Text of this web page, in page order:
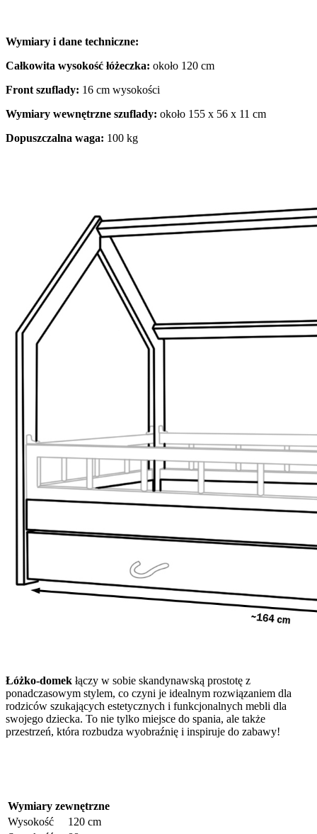
Wymiary i dane techniczne:
Całkowita wysokość łóżeczka: około 120 cm
Front szuflady: 16 cm wysokości
Wymiary wewnętrzne szuflady: około 155 x 56 x 11 cm
Dopuszczalna waga: 100 kg
Łóżko-domek łączy w sobie skandynawską prostotę z
ponadczasowym stylem, co czyni je idealnym rozwiązaniem dla
rodziców szukających estetycznych i funkcjonalnych mebli dla
swojego dziecka. To nie tylko miejsce do spania, ale także
przestrzeń, która rozbudza wyobraźnię i inspiruje do zabawy!
Wymiary zewnętrzne
Wysokość
120 cm